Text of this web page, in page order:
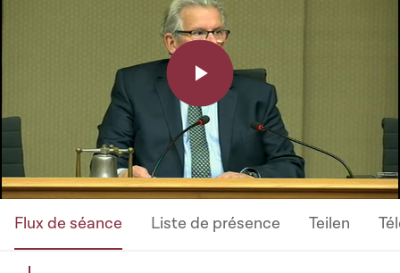
Play
Video
Flux de séance Liste de présence Teilen